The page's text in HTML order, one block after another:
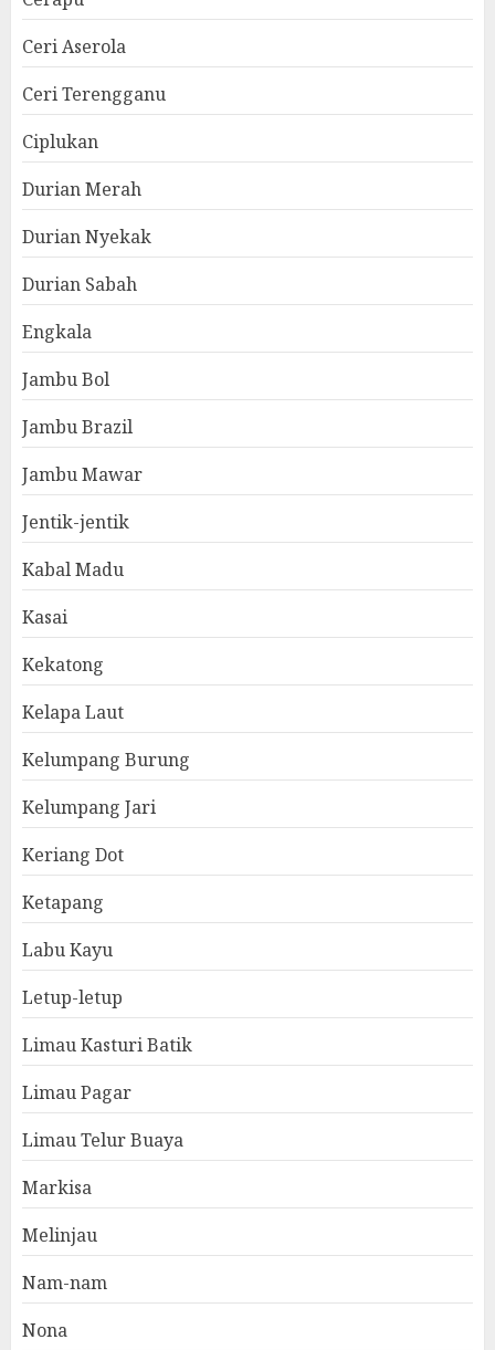
Ceri Aserola
Ceri Terengganu
Ciplukan
Durian Merah
Durian Nyekak
Durian Sabah
Engkala
Jambu Bol
Jambu Brazil
Jambu Mawar
Jentik-jentik
Kabal Madu
Kasai
Kekatong
Kelapa Laut
Kelumpang Burung
Kelumpang Jari
Keriang Dot
Ketapang
Labu Kayu
Letup-letup
Limau Kasturi Batik
Limau Pagar
Limau Telur Buaya
Markisa
Melinjau
Nam-nam
Nona